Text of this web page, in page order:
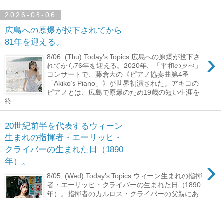
2026-08-06
広島への原爆が投下されてから
81年を迎える。
›
8/06 (Thu) Today's Topics 広島への原爆が投下さ
れてから76年を迎える。2020年、「平和の夕べ」
コンサートで、藤倉大の《ピアノ協奏曲第4番
「Akiko’s Piano」》が世界初演された。アキコの
ピアノとは、広島で原爆のため19歳の短い生涯を
終...
20世紀前半を代表するウィーン
生まれの指揮者・エーリッヒ・
クライバーの生まれた日（1890
年）。
›
8/05 (Wed) Today's Topics ウィーン生まれの指揮
者・エーリッヒ・クライバーの生まれた日（1890
年）。指揮者のカルロス・クライバーの父親にあ